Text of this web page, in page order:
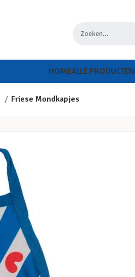
HOMEALLE PRODUCTEN
Friese Mondkapjes